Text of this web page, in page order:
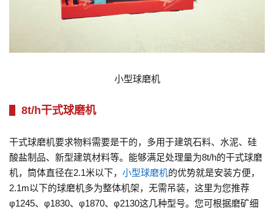
小型球磨机
8t/h干式球磨机
干式球磨机要求物料需要是干的，多用于建筑石料、水泥、硅
酸盐制品、新型建筑材料等。能够满足处理量为8t/h的干式球磨
机，筒体直径在2.1米以下， 小型球磨机的优势就是安装方便，
2.1m以下的球磨机多为整体机架，无需吊装，这里为您推荐
φ1245、φ1830、φ1870、φ2130这几种型号。您可根据磨矿细